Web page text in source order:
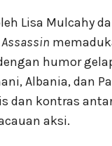
Lisa Mulcahy
Assassin
humor
Albania, dan
dan kontras
aksi.